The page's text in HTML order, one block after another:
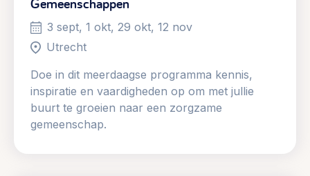
3 sept, 1 okt, 29 okt, 12 nov
Utrecht
Doe in dit meerdaagse programma kennis,
inspiratie en vaardigheden op om met jullie
buurt te groeien naar een zorgzame
gemeenschap.